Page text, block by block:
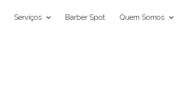
Serviços Barber Spot Quem Somos